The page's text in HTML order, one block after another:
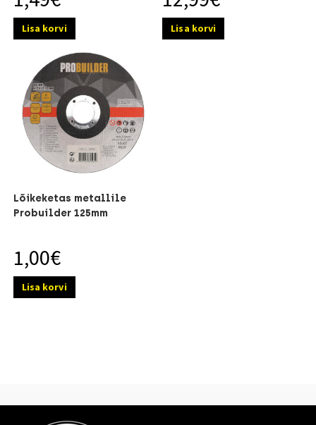
Lisa korvi Lisa korvi
Lõikeketas metallile
Probuilder 125mm
1,00€
Lisa korvi